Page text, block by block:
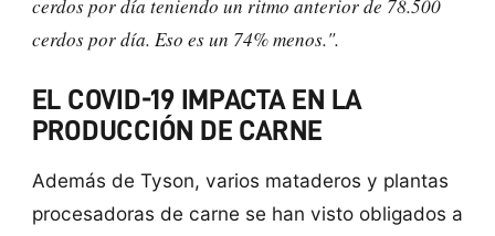
cerdos ​​por día teniendo un ritmo anterior de 78.500
cerdos ​​por día. Eso esun 74% menos.".
EL COVID-19 IMPACTA EN LA
PRODUCCIÓN DE CARNE
Además de Tyson, varios mataderos y plantas
procesadoras de carne se han visto obligados a